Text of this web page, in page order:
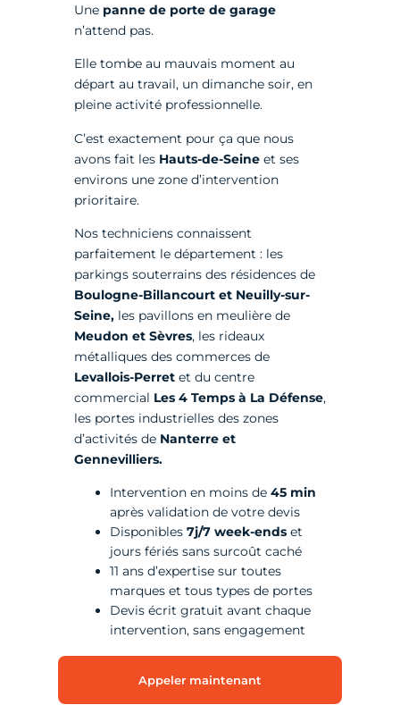
Une panne de porte de garage
n’attend pas.
Elle tombe au mauvais moment au
départ au travail, un dimanche soir, en
pleine activité professionnelle.
C’est exactement pour ça que nous
avons fait les Hauts-de-Seine et ses
environs une zone d’intervention
prioritaire.
Nos techniciens connaissent
parfaitement le département : les
parkings souterrains des résidences de
Boulogne-Billancourt et Neuilly-sur-
Seine,les pavillons en meulière de
Meudon et Sèvres, les rideaux
métalliques des commerces de
Levallois-Perretet du centre
commercial Les 4 Temps à La Défense,
les portes industrielles des zones
d’activités de Nanterre et
Gennevilliers.
Intervention en moins de 45 min
après validation de votre devis
Disponibles7j/7 week-endset
jours fériés sans surcoût caché
11 ans d’expertise sur toutes
marques et tous types de portes
Devis écrit gratuit avant chaque
intervention, sans engagement
Appeler maintenant